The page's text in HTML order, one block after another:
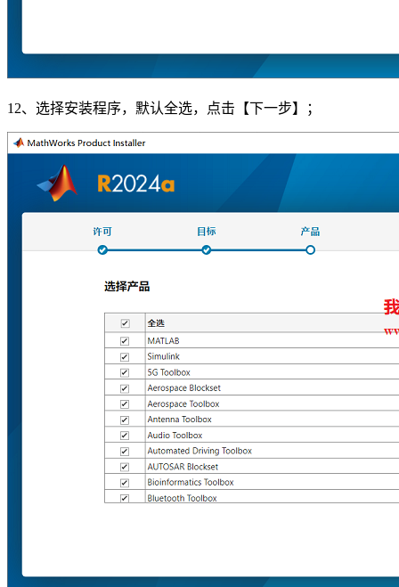
12、选择安装程序，默认全选，点击【下一步】；